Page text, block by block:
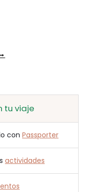
tu viaje
con Passporter
actividades